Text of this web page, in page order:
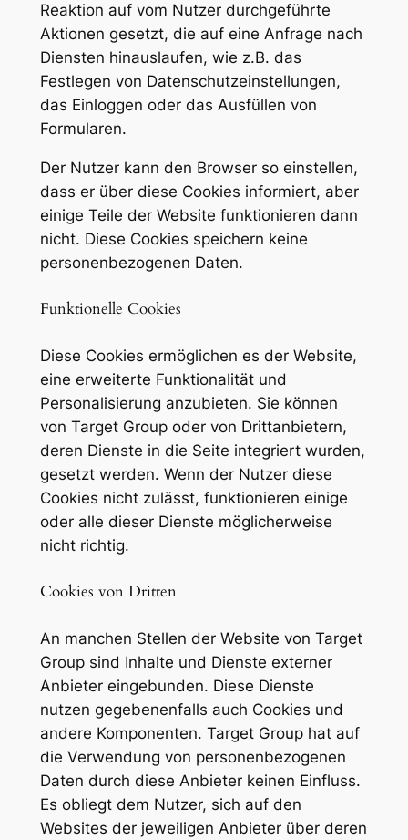
Reaktion auf vom Nutzer durchgeführte
Aktionen gesetzt, die auf eine Anfrage nach
Diensten hinauslaufen, wie z.B. das
Festlegen von Datenschutzeinstellungen,
das Einloggen oder das Ausfüllen von
Formularen.
Der Nutzer kann den Browser so einstellen,
dass er über diese Cookies informiert, aber
einige Teile der Website funktionieren dann
nicht. Diese Cookies speichern keine
personenbezogenen Daten.
Funktionelle Cookies
Diese Cookies ermöglichen es der Website,
eine erweiterte Funktionalität und
Personalisierung anzubieten. Sie können
von Target Group oder von Drittanbietern,
deren Dienste in die Seite integriert wurden,
gesetzt werden. Wenn der Nutzer diese
Cookies nicht zulässt, funktionieren einige
oder alle dieser Dienste möglicherweise
nicht richtig.
Cookies von Dritten
An manchen Stellen der Website von Target
Group sind Inhalte und Dienste externer
Anbieter eingebunden. Diese Dienste
nutzen gegebenenfalls auch Cookies und
andere Komponenten. Target Group hat auf
die Verwendung von personenbezogenen
Daten durch diese Anbieter keinen Einfluss.
Es obliegt dem Nutzer, sich auf den
Websites der jeweiligen Anbieter über deren